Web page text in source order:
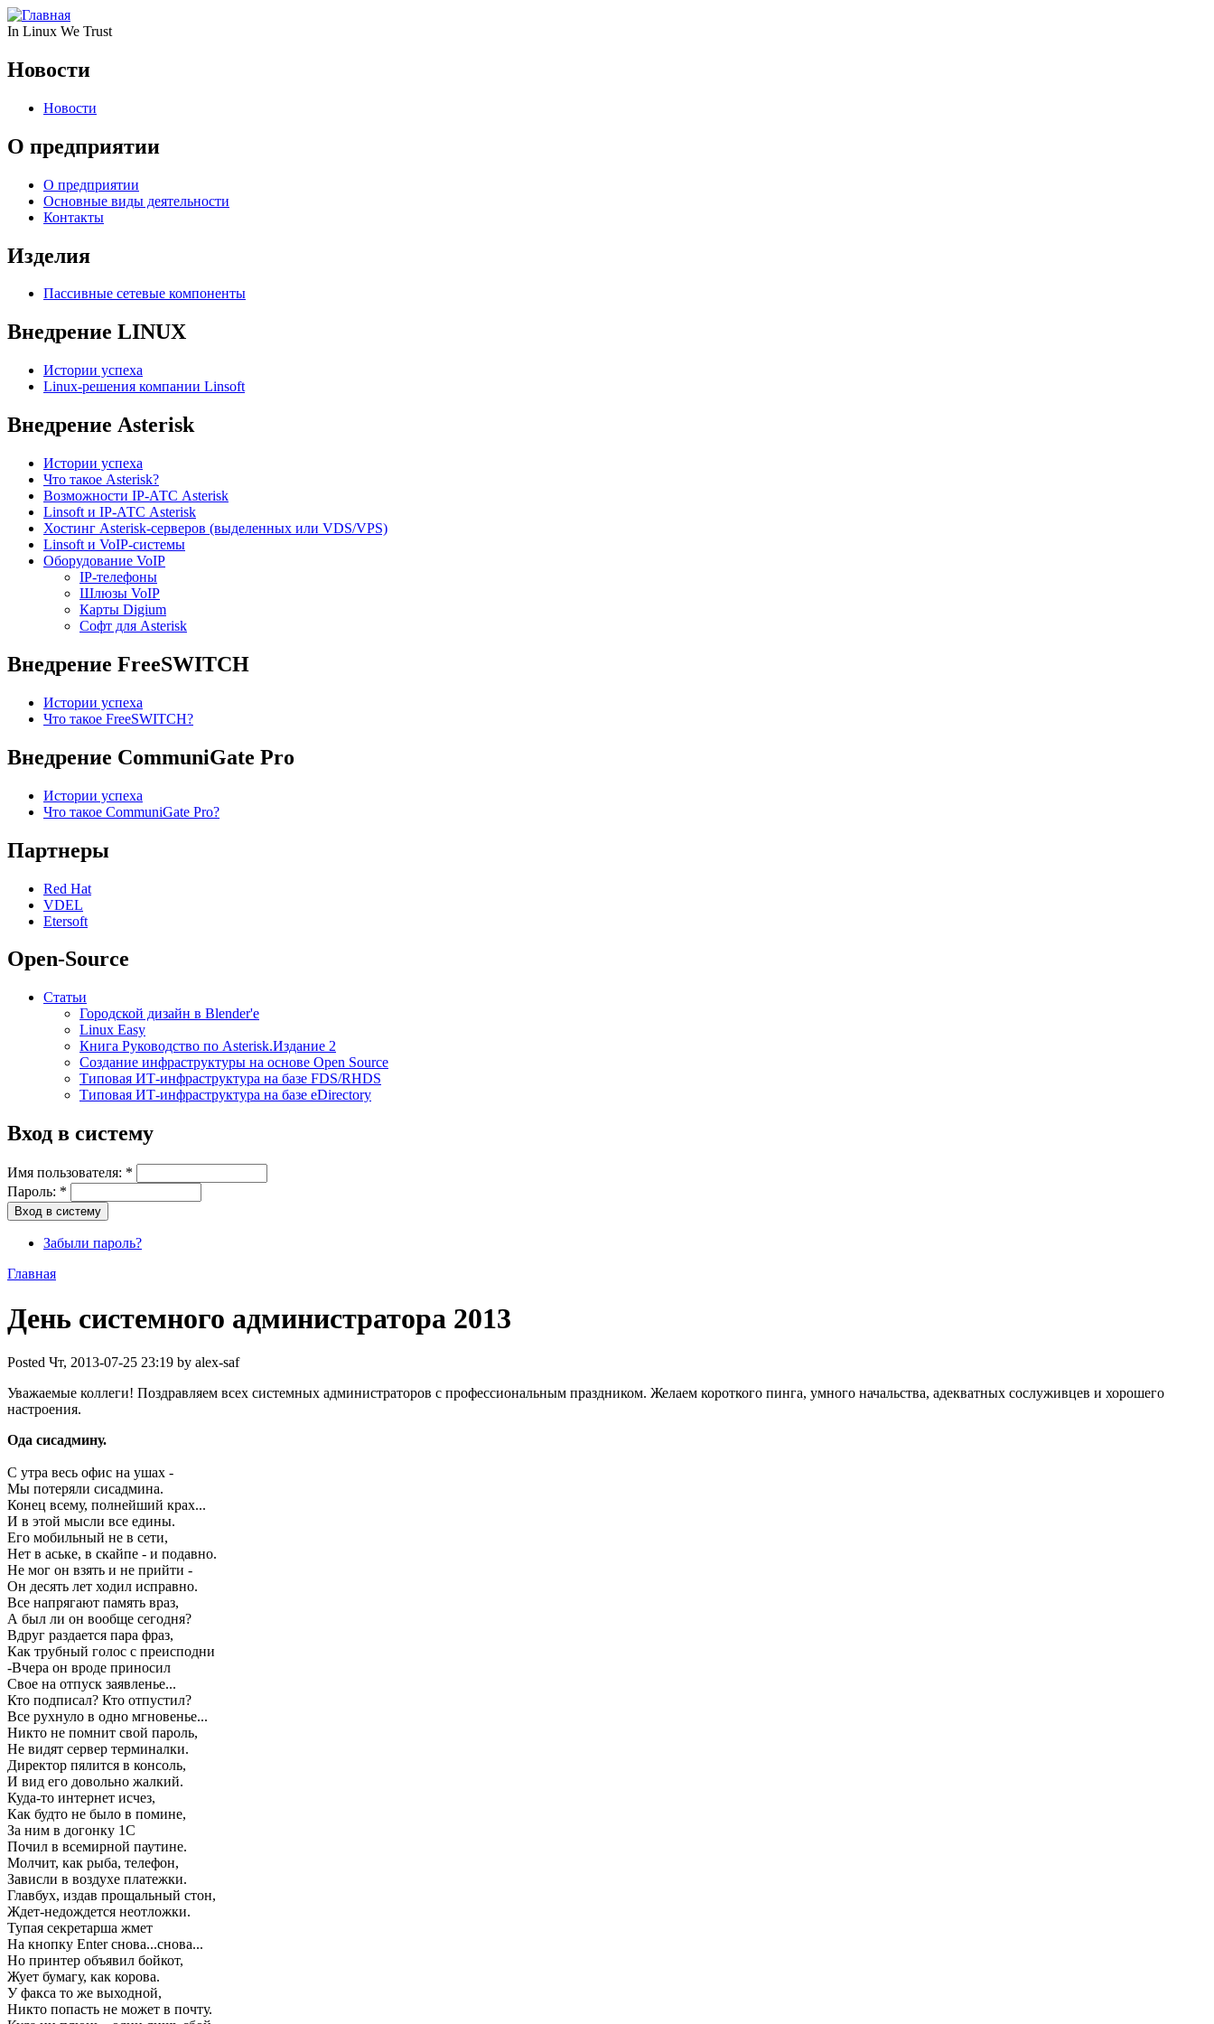
In Linux We Trust
Новости
Новости
О предприятии
О предприятии
Основные виды деятельности
Контакты
Изделия
Пассивные сетевые компоненты
Внедрение LINUX
Истории успеха
Linux-решения компании Linsoft
Внедрение Asterisk
Истории успеха
Что такое Asterisk?
Возможности IP-АТС Asterisk
Linsoft и IP-АТС Asterisk
Хостинг Asterisk-серверов (выделенных или VDS/VPS)
Linsoft и VoIP-системы
Оборудование VoIP
IP-телефоны
Шлюзы VoIP
Карты Digium
Софт для Asterisk
Внедрение FreeSWITCH
Истории успеха
Что такое FreeSWITCH?
Внедрение CommuniGate Pro
Истории успеха
Что такое CommuniGate Pro?
Партнеры
Red Hat
VDEL
Etersoft
Open-Source
Статьи
Городской дизайн в Blender'е
Linux Easy
Книга Руководство по Asterisk.Издание 2
Создание инфраструктуры на основе Open Source
Типовая ИТ-инфраструктура на базе FDS/RHDS
Типовая ИТ-инфраструктура на базе eDirectory
Вход в систему
Имя пользователя: *
Пароль: *
Забыли пароль?
Главная
День системного администратора 2013
Posted Чт, 2013-07-25 23:19 by alex-saf
Уважаемые коллеги! Поздравляем всех системных администраторов с профессиональным праздником. Желаем короткого пинга, умного начальства, адекватных сослуживцев и хорошего
настроения.
Ода сисадмину.
С утра весь офис на ушах -
Мы потеряли сисадмина.
Конец всему, полнейший крах...
И в этой мысли все едины.
Его мобильный не в сети,
Нет в аське, в скайпе - и подавно.
Не мог он взять и не прийти -
Он десять лет ходил исправно.
Все напрягают память враз,
А был ли он вообще сегодня?
Вдруг раздается пара фраз,
Как трубный голос с преисподни
-Вчера он вроде приносил
Свое на отпуск заявленье...
Кто подписал? Кто отпустил?
Все рухнуло в одно мгновенье...
Никто не помнит свой пароль,
Не видят сервер терминалки.
Директор пялится в консоль,
И вид его довольно жалкий.
Куда-то интернет исчез,
Как будто не было в помине,
За ним в догонку 1С
Почил в всемирной паутине.
Молчит, как рыба, телефон,
Зависли в воздухе платежки.
Главбух, издав прощальный стон,
Ждет-недождется неотложки.
Тупая секретарша жмет
На кнопку Enter снова...снова...
Но принтер объявил бойкот,
Жует бумагу, как корова.
У факса то же выходной,
Никто попасть не может в почту.